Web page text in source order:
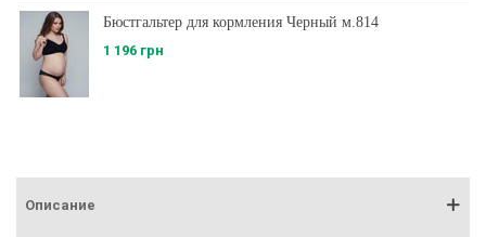
Бюстгальтер для кормления Черный м.814
1 196 грн
Описание